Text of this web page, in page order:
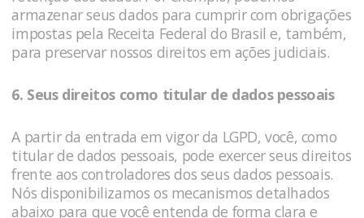
armazenar seus dados para cumprir com obrigações
impostas pela Receita Federal do Brasil e, também,
para preservar nossos direitos em ações judiciais.
6. Seus direitos como titular de dados pessoais
A partir da entrada em vigor da LGPD, você, como
titular de dados pessoais, pode exercer seus direitos
frente aos controladores dos seus dados pessoais.
Nós disponibilizamos os mecanismos detalhados
abaixo para que você entenda de forma clara e